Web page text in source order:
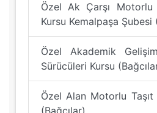
Özel Ak Çarşı Motorlu
Kursu Kemalpaşa Şubesi
Özel Akademik
Sürücüleri Kursu
Özel Alan Motorlu Taşıt
(Bağcılar)